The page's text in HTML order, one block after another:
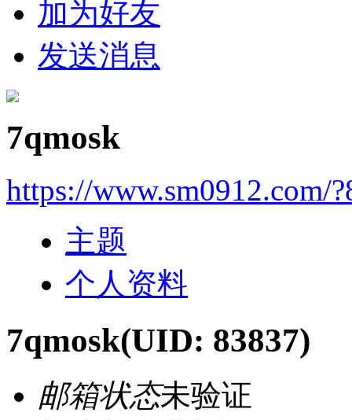
加为好友
发送消息
7qmosk
https://www.sm0912.com/
主题
个人资料
7qmosk(UID: 83837)
邮箱状态未验证